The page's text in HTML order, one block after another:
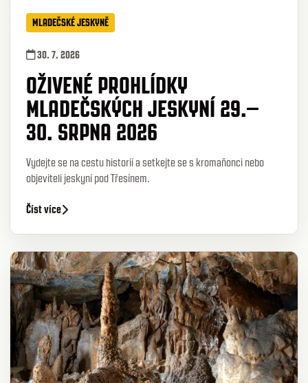
MLADEČSKÉ JESKYNĚ
30. 7. 2026
OŽIVENÉ PROHLÍDKY
MLADEČSKÝCH JESKYNÍ 29.–
30. SRPNA 2026
Vydejte se na cestu historií a setkejte se s kromaňonci nebo
objeviteli jeskyní pod Třesínem.
Číst více